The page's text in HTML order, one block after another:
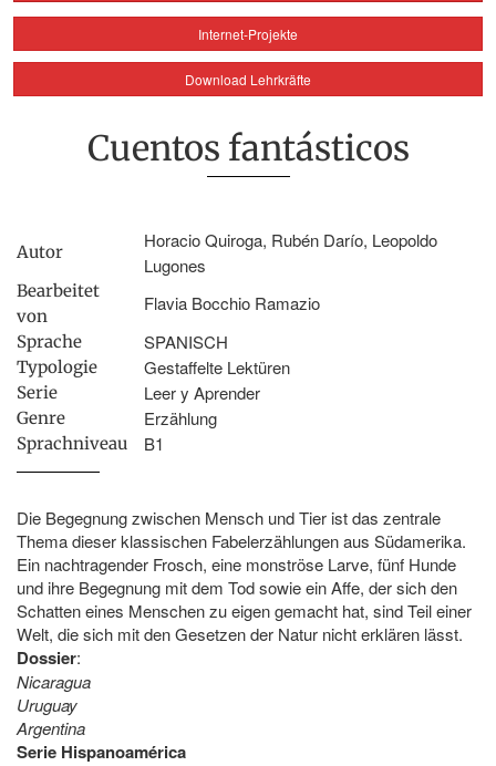
Internet-Projekte
Download Lehrkräfte
Cuentos fantásticos
Autor
Horacio Quiroga, Rubén Darío, Leopoldo
Lugones
Bearbeitet
von
Flavia Bocchio Ramazio
Sprache SPANISCH
Typologie Gestaffelte Lektüren
Serie Leer y Aprender
Genre Erzählung
Sprachniveau B1
Die Begegnung zwischen Mensch und Tier ist das zentrale
Thema dieser klassischen Fabelerzählungen aus Südamerika.
Ein nachtragender Frosch, eine monströse Larve, fünf Hunde
und ihre Begegnung mit dem Tod sowie ein Affe, der sich den
Schatten eines Menschen zu eigen gemacht hat, sind Teil einer
Welt, die sich mit den Gesetzen der Natur nicht erklären lässt.
Dossier:
Nicaragua
Uruguay
Argentina
Serie Hispanoamérica